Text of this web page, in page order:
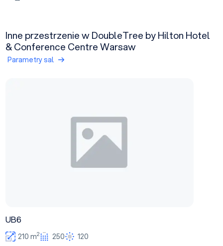
Inne przestrzenie w DoubleTree by Hilton Hotel
& Conference Centre Warsaw
Parametry sal
UB6
210 m2 250 120